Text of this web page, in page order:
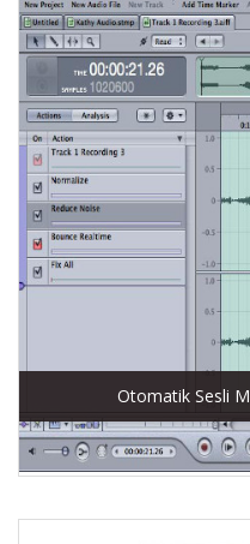
Otomatik Sesli